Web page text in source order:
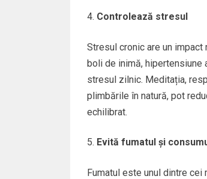
Controlează stresul
Stresul cronic are un
boli de inimă,
stresul zilnic. Meditația,
plimbările în natură, pot
echilibrat.
Evită fumatul și
Fumatul este unul dintre